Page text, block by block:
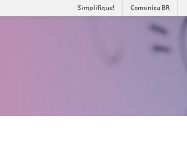
Simplifique! Comunica BR